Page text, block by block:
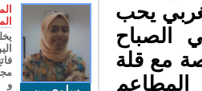
يحب
الصباح
مع قلة
و